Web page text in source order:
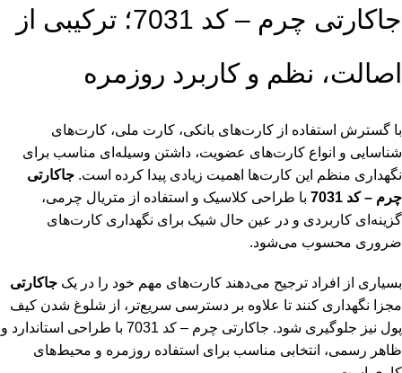
جاکارتی چرم – کد 7031؛ ترکیبی از
اصالت، نظم و کاربرد روزمره
با گسترش استفاده از کارت‌های بانکی، کارت ملی، کارت‌های
شناسایی و انواع کارت‌های عضویت، داشتن وسیله‌ای مناسب برای
نگهداری منظم این کارت‌ها اهمیت زیادی پیدا کرده است. جاکارتی
چرم – کد 7031
با طراحی کلاسیک و استفاده از متریال چرمی،
گزینه‌ای کاربردی و در عین حال شیک برای نگهداری کارت‌های
ضروری محسوب می‌شود.
بسیاری از افراد ترجیح می‌دهند کارت‌های مهم خود را در یک جاکارتی
مجزا نگهداری کنند تا علاوه بر دسترسی سریع‌تر، از شلوغ شدن کیف
پول نیز جلوگیری شود. جاکارتی چرم – کد 7031 با طراحی استاندارد و
ظاهر رسمی، انتخابی مناسب برای استفاده روزمره و محیط‌های